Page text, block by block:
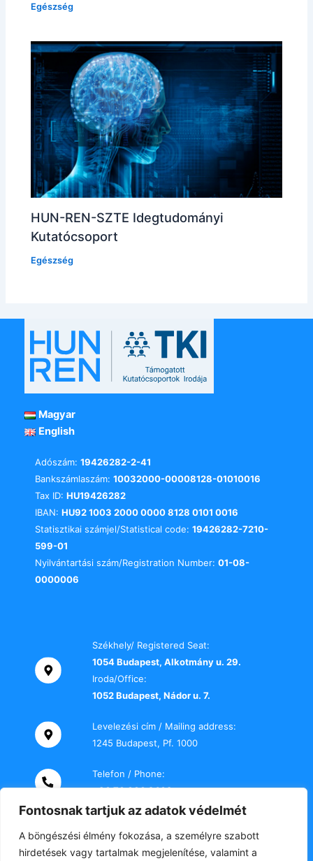
Fontosnak tartjuk az adatok védelmét
A böngészési élmény fokozása, a személyre szabott
hirdetések vagy tartalmak megjelenítése, valamint a
Egészség
HUN-REN-SZTE Idegtudományi
Kutatócsoport
Egészség
Magyar
English
Adószám: 19426282-2-41
Bankszámlaszám: 10032000-00008128-01010016
Tax ID: HU19426282
IBAN: HU92 1003 2000 0000 8128 0101 0016
Statisztikai számjel/Statistical code: 19426282-7210-
599-01
Nyilvántartási szám/Registration Number: 01-08-
0000006
Székhely/ Registered Seat:
1054 Budapest, Alkotmány u. 29.
Iroda/Office:
1052 Budapest, Nádor u. 7.
Levelezési cím / Mailing address:
1245 Budapest, Pf. 1000
Telefon / Phone:
+36 70 000 2469
E-mail:
titkarsag@tki-office.hu